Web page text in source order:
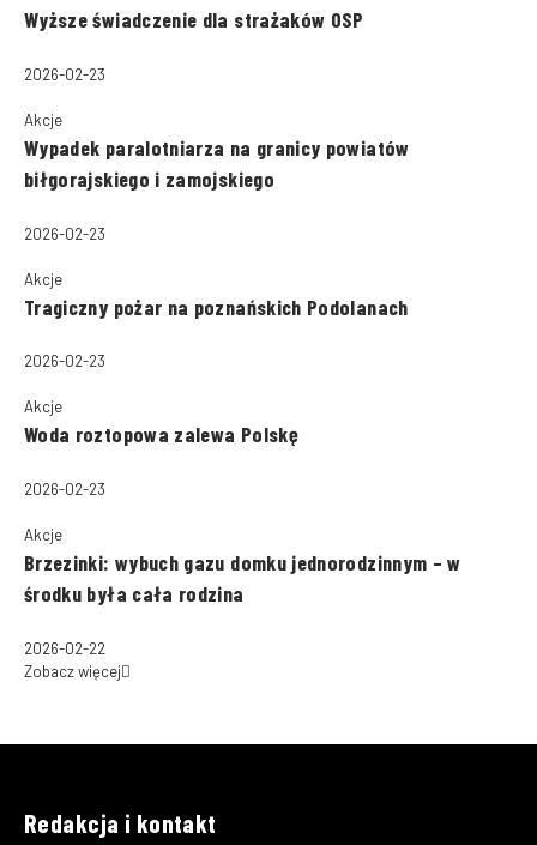
Wyższe świadczenie dla strażaków OSP
2026-02-23
Akcje
Wypadek paralotniarza na granicy powiatów
biłgorajskiego i zamojskiego
2026-02-23
Akcje
Tragiczny pożar na poznańskich Podolanach
2026-02-23
Akcje
Woda roztopowa zalewa Polskę
2026-02-23
Akcje
Brzezinki: wybuch gazu domku jednorodzinnym – w
środku była cała rodzina
2026-02-22
Zobacz więcej
Redakcja i kontakt